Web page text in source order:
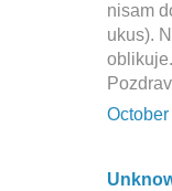
nisam
ukus).
oblikuje.
October